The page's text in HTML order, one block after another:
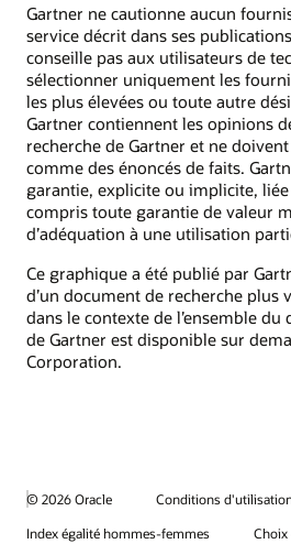
Gartner ne cautionne aucun
service décrit dans ses
conseille pas aux utilisateurs de
sélectionner uniquement les
les plus élevées ou toute autre
Gartner contiennent les opinions
recherche de Gartner et ne
comme des énoncés de faits.
garantie, explicite ou implicite,
compris toute garantie de valeur
d’adéquation à une utilisation
Ce graphique a été publié par
d’un document de recherche plus
dans le contexte de l’ensemble
de Gartner est disponible sur
Corporation.
© 2026 Oracle
Conditions
Index égalité hommes-femmes